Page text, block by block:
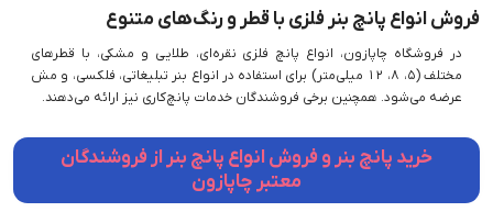
فروش انواع پانچ بنر فلزی با قطر و رنگ‌های متنوع
در فروشگاه چاپازون، انواع پانچ فلزی نقره‌ای، طلایی و مشکی، با قطرهای
مختلف (۵، ۸، ۱۲ میلی‌متر) برای استفاده در انواع بنر تبلیغاتی، فلکسی، و مش
عرضه می‌شود. همچنین برخی فروشندگان خدمات پانچ‌کاری نیز ارائه می‌دهند.
خرید پانچ بنر و فروش انواع پانچ بنر از فروشندگان
معتبر چاپازون